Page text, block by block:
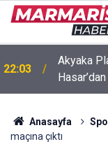
22:03
Akyaka
21:58
mavimiz
Anasayfa
maçına çıktı